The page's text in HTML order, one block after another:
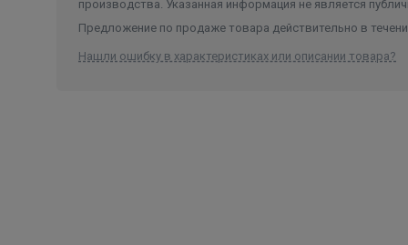
производства. Указанная информация не является
Предложение по продаже товара действительно в
Нашли ошибку в характеристиках или описании товара?